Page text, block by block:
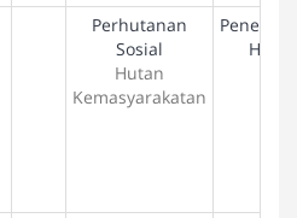
Perhutanan
Sosial
Hutan
Kemasyarakatan
Hak